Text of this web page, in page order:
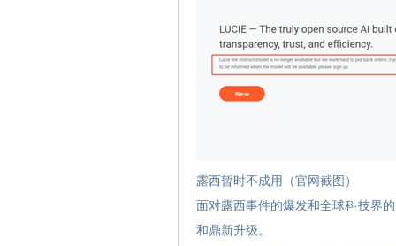
露西暂时不成用（官网截图）
面对露西事件的爆发和全球科技界
和鼎新升级。